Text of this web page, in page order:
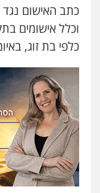
פלילי
פלילי
פלילי
וכלל אישומים
כלפי בת זוג,